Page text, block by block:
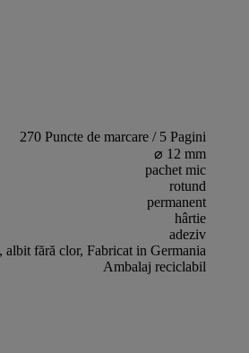
270 Puncte de marcare / 5 Pagini
⌀ 12 mm
pachet mic
rotund
permanent
hârtie
adeziv
albit fără clor, Fabricat in Germania
Ambalaj reciclabil